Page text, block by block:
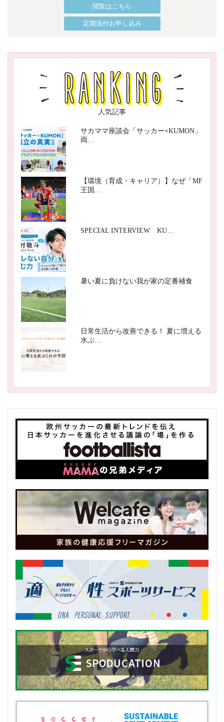
閲覧はこちら
定期送付お申し込み
人気記事
サカママ座談会「サッカー×KUMON」
両…
【環境（育成・キャリア）】なぜ「MF
王国…
SPECIAL INTERVIEW KU…
暑い夏に負けない我が家の定番補食
日常生活から改善できる！ 夏に増える
水ぶ…